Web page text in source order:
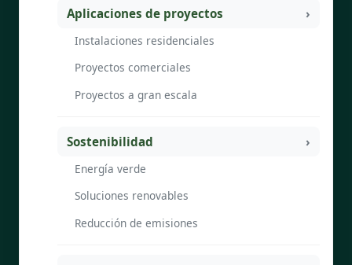
Aplicaciones de proyectos
Instalaciones residenciales
Proyectos comerciales
Proyectos a gran escala
Sostenibilidad
Energía verde
Soluciones renovables
Reducción de emisiones